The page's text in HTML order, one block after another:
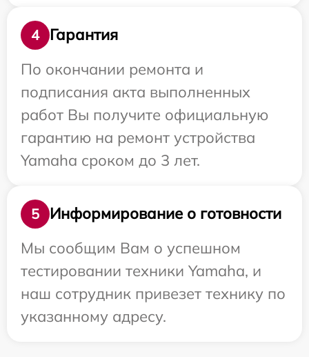
4
Гарантия
По окончании ремонта и
подписания акта выполненных
работ Вы получите официальную
гарантию на ремонт устройства
Yamaha сроком до 3 лет.
5
Информирование о готовности
Мы сообщим Вам о успешном
тестировании техники Yamaha, и
наш сотрудник привезет технику по
указанному адресу.